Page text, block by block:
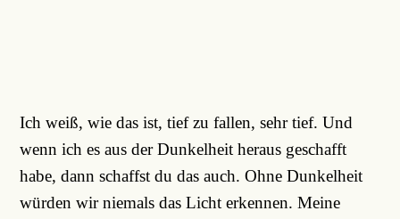
Ich weiß, wie das ist, tief zu fallen, sehr tief. Und
wenn ich es aus der Dunkelheit heraus geschafft
habe, dann schaffst du das auch. Ohne Dunkelheit
würden wir niemals das Licht erkennen. Meine